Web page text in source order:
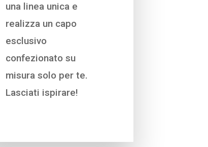
una linea unica e
realizza un capo
esclusivo
confezionato su
misura solo per te.
Lasciati ispirare!